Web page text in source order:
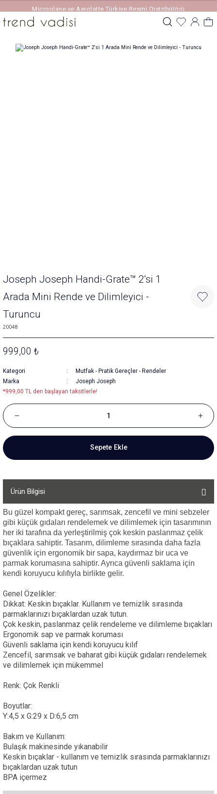
Microplane ve Aerolatte Türkiye Resmi Distribütörü
Joseph Joseph Handi-Grate™ 2'si 1
Arada Mini Rende ve Dilimleyici -
Turuncu
20048
999,00 ₺
Kategori Mutfak - Pratik Gereçler - Rendeler
Marka
Joseph Joseph
*999,00 TL den başlayan taksitlerle!
Sepete Ekle
Ürün Bilgisi
Bu güzel kompakt gereç, sarımsak, zencefil ve mini sebzeler
gibi küçük gıdaları rendelemek ve dilimlemek için tasarımının
her iki tarafına da yerleştirilmiş çok keskin paslanmaz çelik
bıçaklara sahiptir. Tasarım, dilimleme sırasında daha fazla
güvenlik için ergonomik bir sapa, kaydırmaz bir uca ve
parmak korumasına sahiptir. Ayrıca güvenli saklama için
kendi koruyucu kılıfıyla birlikte gelir.
Genel Özelikler:
Dikkat: Keskin bıçaklar. Kullanım ve temizlik sırasında
parmaklarınızı bıçaklardan uzak tutun.
Çok keskin, paslanmaz çelik rendeleme ve dilimleme bıçakları
Ergonomik sap ve parmak koruması
Güvenli saklama için kendi koruyucu kılıf
Zencefil, sarımsak ve baharat gibi küçük gıdaları rendelemek
ve dilimlemek için mükemmel
Renk: Çok Renkli
Boyutlar:
Y:4,5 x G:29 x D:6,5 cm
Bakım ve Kullanım:
Bulaşık makinesinde yıkanabilir
Keskin bıçaklar - kullanım ve temizlik sırasında parmaklarınızı
bıçaklardan uzak tutun
BPA içermez